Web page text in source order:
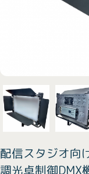
配信スタジオ向
調光卓制御DMX